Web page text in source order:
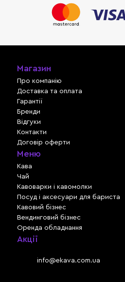
Магазин
Про компанію
Доставка та оплата
Гарантії
Бренди
Відгуки
Контакти
Договір оферти
Меню
Кава
Чай
Кавоварки і кавомолки
Посуд і аксесуари для бариста
Кавовий бізнес
Вендинговий бізнес
Оренда обладнання
Акції
info@ekava.com.ua